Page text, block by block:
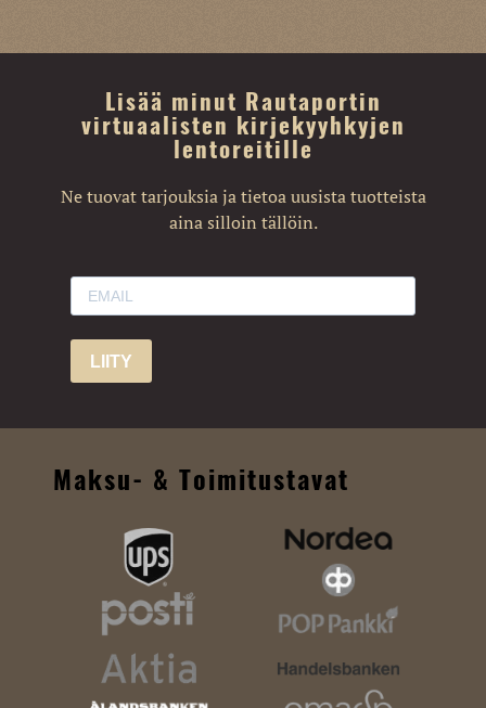
Lisää minut Rautaportin
virtuaalisten kirjekyyhkyjen
lentoreitille
Ne tuovat tarjouksia ja tietoa uusista tuotteista
aina silloin tällöin.
LIITY
Maksu- & Toimitustavat